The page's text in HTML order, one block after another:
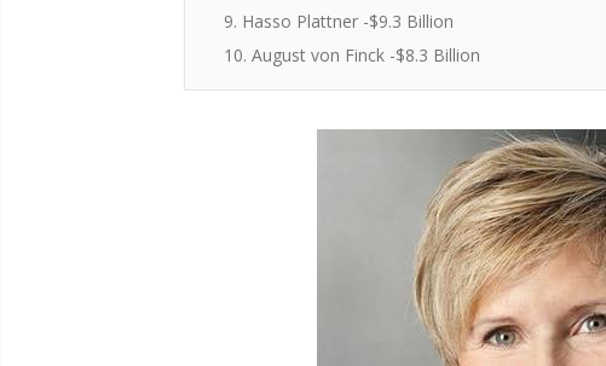
9. Hasso Plattner -$9.3 Billion
10. August von Finck -$8.3 Billion